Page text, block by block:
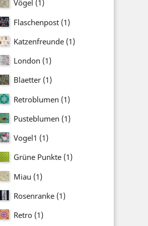
Vögel (1)
Flaschenpost (1)
Katzenfreunde (1)
London (1)
Blaetter (1)
Retroblumen (1)
Pusteblumen (1)
Vogel1 (1)
Grüne Punkte (1)
Miau (1)
Rosenranke (1)
Retro (1)